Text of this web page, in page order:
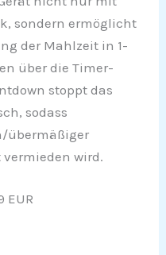
sondern ermöglicht
der Mahlzeit in 1-
über die Timer-
stoppt das
sodass
übermäßiger
wird.
EUR